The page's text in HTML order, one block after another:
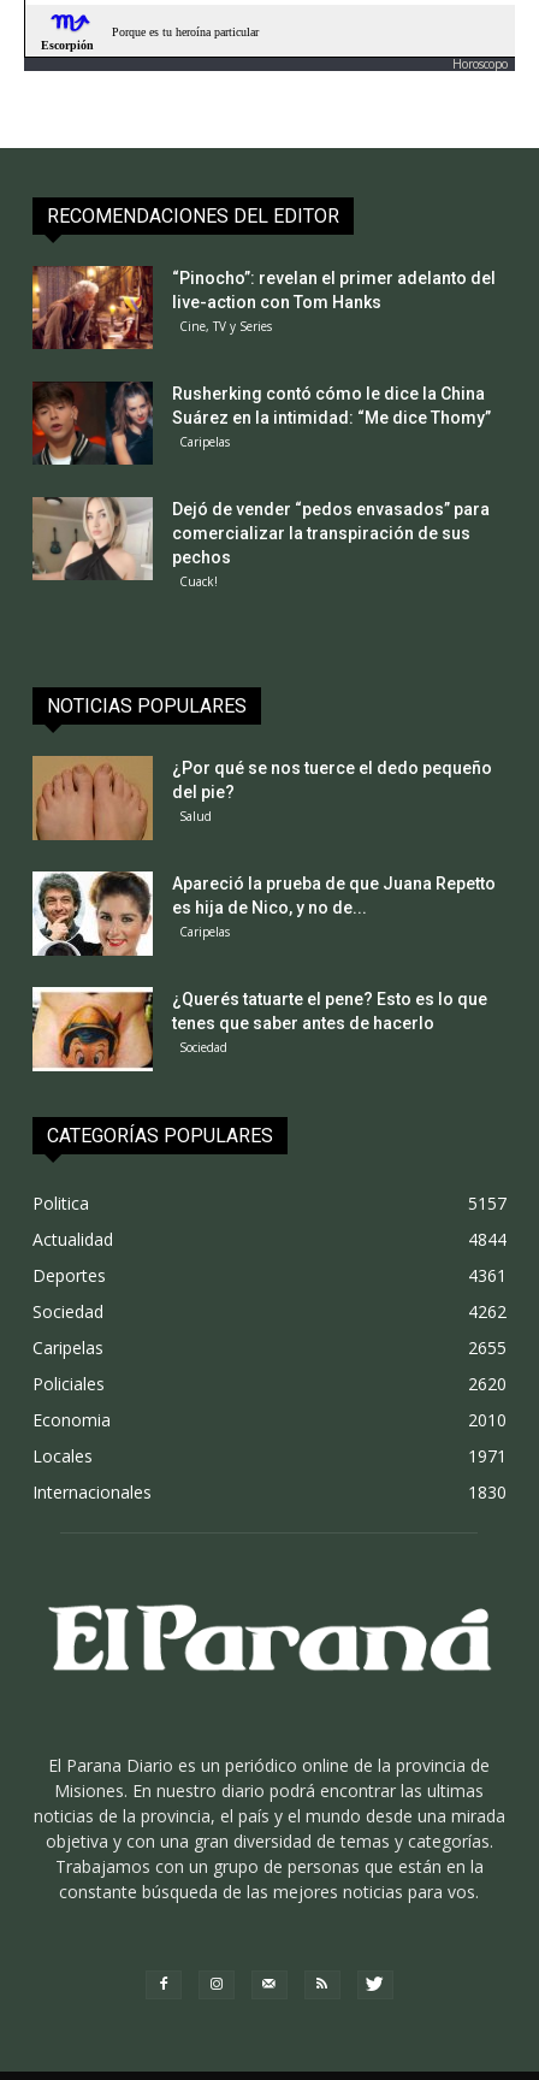
Horoscopo
RECOMENDACIONES DEL EDITOR
“Pinocho”: revelan el primer adelanto del
live-action con Tom Hanks
Cine, TV y Series
Rusherking contó cómo le dice la China
Suárez en la intimidad: “Me dice Thomy”
Caripelas
Dejó de vender “pedos envasados” para
comercializar la transpiración de sus
pechos
Cuack!
NOTICIAS POPULARES
¿Por qué se nos tuerce el dedo pequeño
del pie?
Salud
Apareció la prueba de que Juana Repetto
es hija de Nico, y no de...
Caripelas
¿Querés tatuarte el pene? Esto es lo que
tenes que saber antes de hacerlo
Sociedad
CATEGORÍAS POPULARES
Politica
5157
Actualidad
4844
Deportes
4361
Sociedad
4262
Caripelas
2655
Policiales
2620
Economia
2010
Locales
1971
Internacionales
1830
El Parana Diario es un periódico online de la provincia de
Misiones. En nuestro diario podrá encontrar las ultimas
noticias de la provincia, el país y el mundo desde una mirada
objetiva y con una gran diversidad de temas y categorías.
Trabajamos con un grupo de personas que están en la
constante búsqueda de las mejores noticias para vos.